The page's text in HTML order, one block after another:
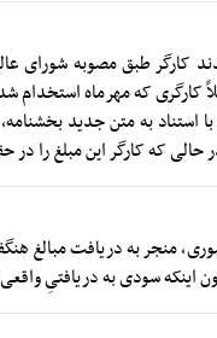
کارگر طبق مصوبه شورای
کارگری که مهرماه استخدام
منجر به دریافت مبالغ
اینکه سودی به دریافتیِ